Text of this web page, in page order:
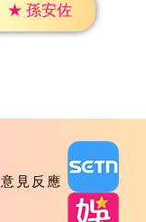
★ 孫安佐
意見反應